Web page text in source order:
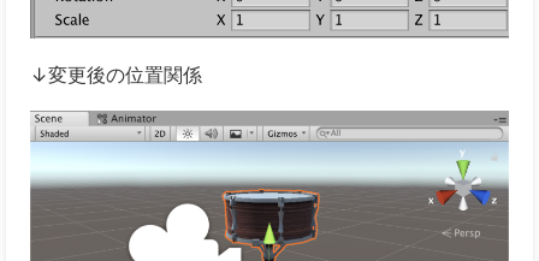
↓変更後の位置関係